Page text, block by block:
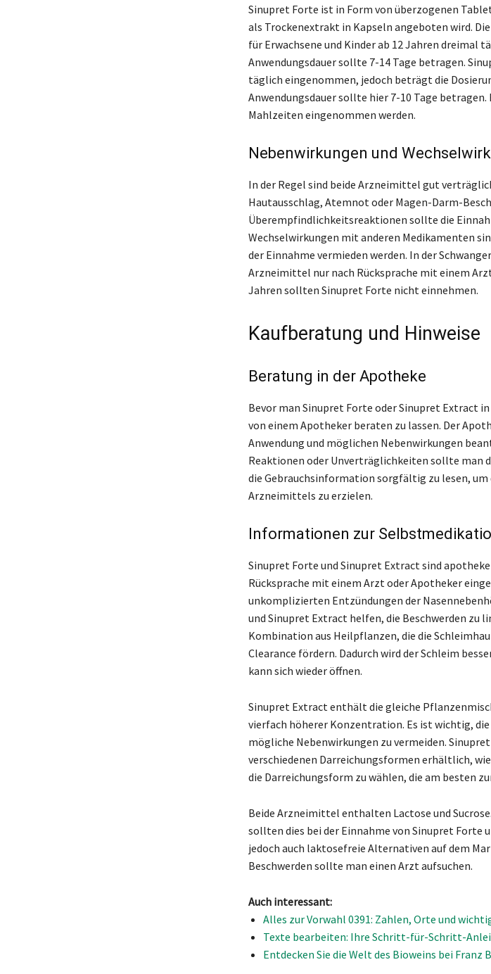
Sinupret Forte ist in Form von überzogenen
als Trockenextrakt in Kapseln angeboten wird.
für Erwachsene und Kinder ab 12 Jahren dreimal
Anwendungsdauer sollte 7-14 Tage betragen.
täglich eingenommen, jedoch beträgt die
Anwendungsdauer sollte hier 7-10 Tage
Mahlzeiten eingenommen werden.
Nebenwirkungen und
In der Regel sind beide Arzneimittel gut
Hautausschlag, Atemnot oder Magen-Darm-
Überempfindlichkeitsreaktionen sollte die
Wechselwirkungen mit anderen Medikamenten
der Einnahme vermieden werden. In der
Arzneimittel nur nach Rücksprache mit einem
Jahren sollten Sinupret Forte nicht einnehmen.
Kaufberatung und Hinweise
Beratung in der Apotheke
Bevor man Sinupret Forte oder Sinupret Extract
von einem Apotheker beraten zu lassen. Der
Anwendung und möglichen Nebenwirkungen
Reaktionen oder Unverträglichkeiten sollte man
die Gebrauchsinformation sorgfältig zu lesen,
Arzneimittels zu erzielen.
Informationen zur
Sinupret Forte und Sinupret Extract sind
Rücksprache mit einem Arzt oder Apotheker
unkomplizierten Entzündungen der
und Sinupret Extract helfen, die Beschwerden
Kombination aus Heilpflanzen, die die
Clearance fördern. Dadurch wird der Schleim
kann sich wieder öffnen.
Sinupret Extract enthält die gleiche
vierfach höherer Konzentration. Es ist wichtig,
mögliche Nebenwirkungen zu vermeiden.
verschiedenen Darreichungsformen erhältlich,
die Darreichungsform zu wählen, die am besten
Beide Arzneimittel enthalten Lactose und
sollten dies bei der Einnahme von Sinupret Forte
jedoch auch laktosefreie Alternativen auf dem
Beschwerden sollte man einen Arzt aufsuchen.
Auch interessant:
Alles zur Vorwahl 0391: Zahlen, Orte und
Texte bearbeiten: Ihre Schritt-für-Schritt-
Entdecken Sie die Welt des Bioweins bei Franz